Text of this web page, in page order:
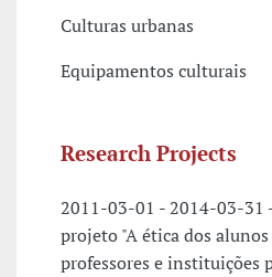
Culturas urbanas
Equipamentos culturais
Research Projects
2011-03-01 - 2014-03-31
projeto "A ética dos
professores e instituições